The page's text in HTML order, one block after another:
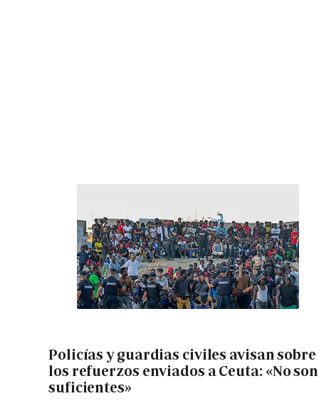
Policías y guardias civiles avisan sobre
los refuerzos enviados a Ceuta: «No son
suficientes»